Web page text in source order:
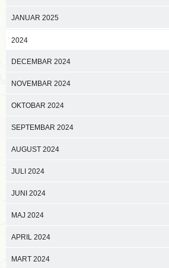
JANUAR 2025
2024
DECEMBAR 2024
NOVEMBAR 2024
OKTOBAR 2024
SEPTEMBAR 2024
AUGUST 2024
JULI 2024
JUNI 2024
MAJ 2024
APRIL 2024
MART 2024